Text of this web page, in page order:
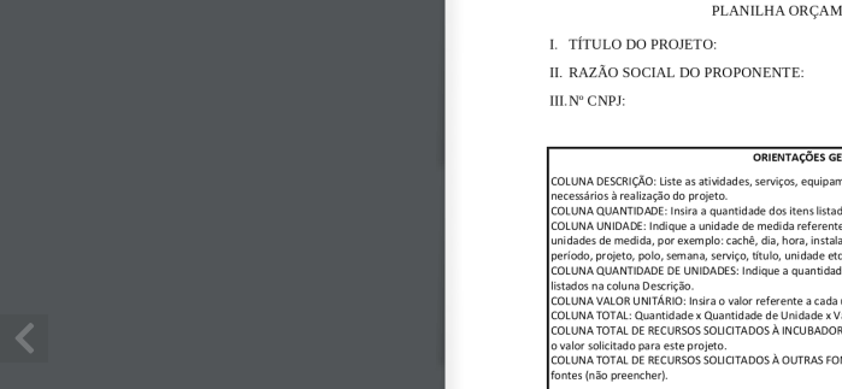
PLANILHA
I. TÍTULO DO PROJETO:
II. RAZÃO SOCIAL DO PROPONENTE:
III. Nº CNPJ:
ORIENTAÇÕES
COLUNADESCRIÇÃO: Liste asatividades, serviços,
necessários à realização do projeto.
COLUNAQUANTIDADE: Insira a quantidade dos itens
COLUNAUNIDADE: Indique a unidade de medida
unidadesde medida, por exemplo:cachê, dia,hora,
período, projeto, polo,semana, serviço, título, unidade
COLUNAQUANTIDADE DE UNIDADES: Indique a
listados na coluna Descrição.
COLUNAVALOR UNITÁRIO: Insira o valor referente acada
COLUNATOTAL: Quantidadex Quantidade deUnidade x
COLUNATOTAL DE RECURSOSSOLICITADOS À
ovalor solicitadopara este projeto.
COLUNATOTALDE RECURSOSSOLICITADOS ÀOUTRAS
fontes(não preencher).